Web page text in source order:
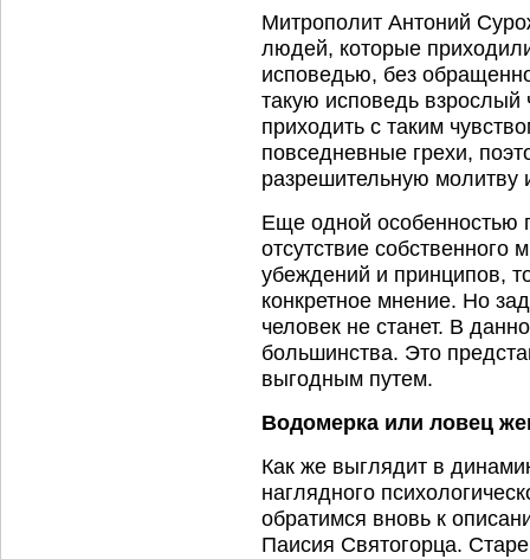
Митрополит Антоний
людей, которые
исповедью, без
такую исповедь взрослый
приходить с таким
повседневные грехи,
разрешительную молитву
Еще одной особенностью
отсутствие собственного
убеждений и принципов,
конкретное мнение. Но
человек не станет. В
большинства. Это
выгодным путем.
Водомерка или ловец
Как же выглядит в
наглядного
обратимся вновь к
Паисия Святогорца.